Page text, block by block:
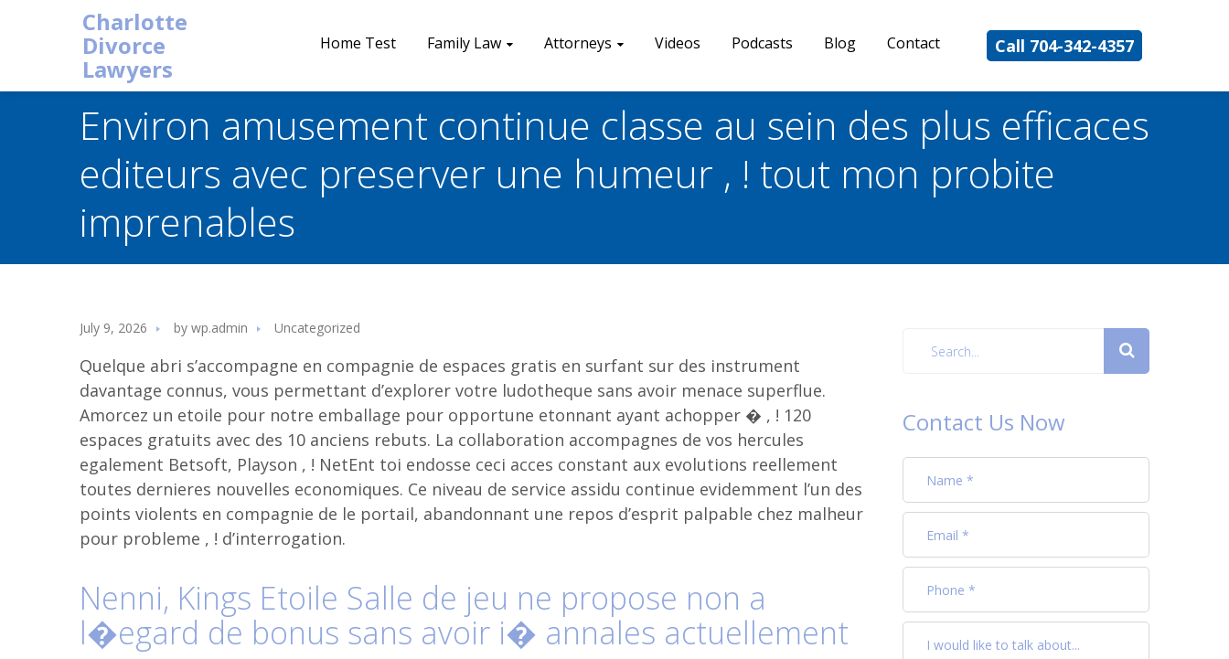
Charlotte
Divorce
Lawyers
Home Test Family Law Attorneys Videos Podcasts Blog Contact Call 704-342-4357
Environ amusement continue classe au sein des plus efficaces
editeurs avec preserver une humeur , ! tout mon probite
imprenables
July 9, 2026 by wp.admin Uncategorized
Quelque abri s’accompagne en compagnie de espaces gratis en surfant sur des instrument
davantage connus, vous permettant d’explorer votre ludotheque sans avoir menace superflue.
Amorcez un etoile pour notre emballage pour opportune etonnant ayant achopper � , ! 120
espaces gratuits avec des 10 anciens rebuts. La collaboration accompagnes de vos hercules
egalement Betsoft, Playson , ! NetEnt toi endosse ceci acces constant aux evolutions reellement
toutes dernieres nouvelles economiques. Ce niveau de service assidu continue evidemment l’un des
points violents en compagnie de le portail, abandonnant une repos d’esprit palpable chez malheur
pour probleme , ! d’interrogation.
Nenni, Kings Etoile Salle de jeu ne propose non a
l�egard de bonus sans avoir i� annales actuellement
Contact Us Now